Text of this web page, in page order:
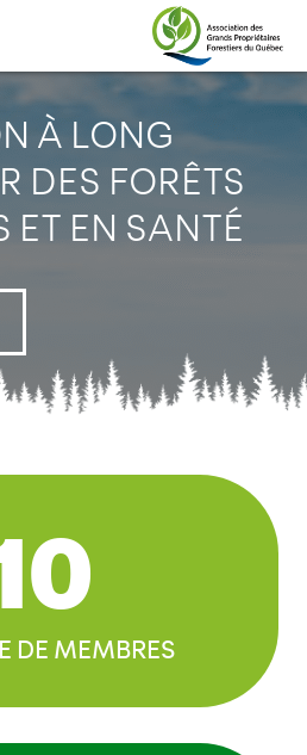
À LONG
DES FORÊTS
ET EN SANTÉ
DE MEMBRES